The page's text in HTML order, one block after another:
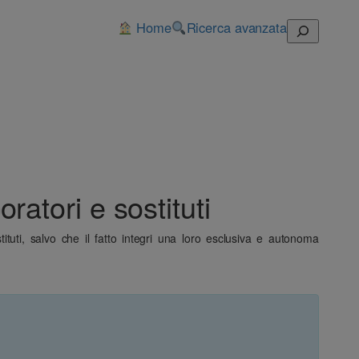
Home Ricerca avanzata Cerca
e sostituti
salvo che il fatto integri una loro esclusiva e autonoma